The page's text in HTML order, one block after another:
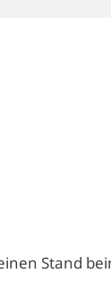
Stand